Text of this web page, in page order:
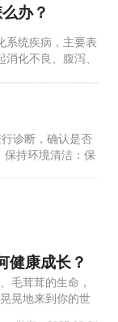
办？
系统疾病，主要表
化不良、腹泻、
诊断，确认是否
持环境清洁：保
健康成长？
喂养最科学
毛茸茸的生命，
晃地来到你的世